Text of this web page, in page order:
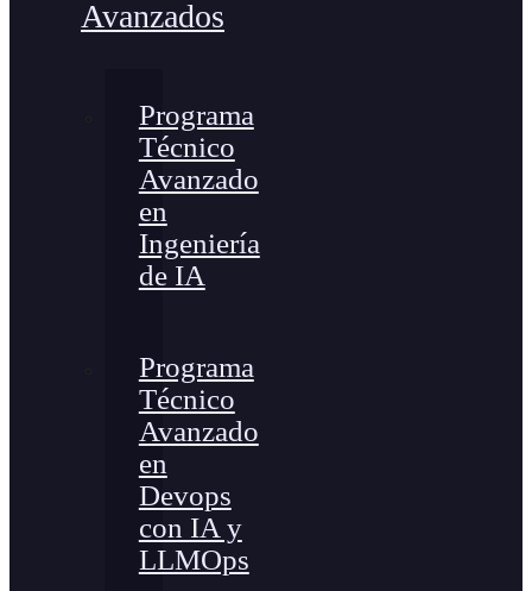
Avanzados
Programa
Técnico
Avanzado
en
Ingeniería
de IA
Programa
Técnico
Avanzado
en
Devops
con IA y
LLMOps